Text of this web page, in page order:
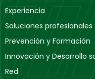
Experiencia
Soluciones profesionales
Prevención y Formación
Innovación y Desarrollo
Red